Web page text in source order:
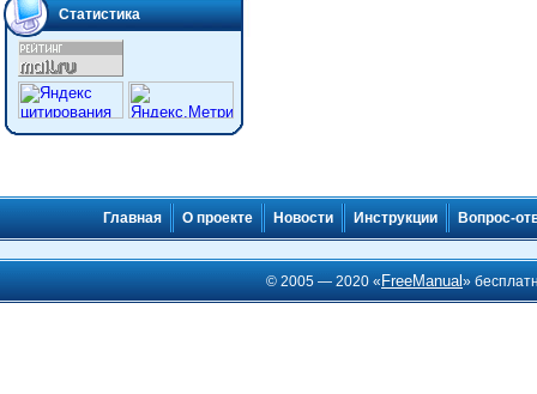
Статистика
Главная О проекте Новости Инструкции Вопрос-
© 2005 — 2020 « FreeManual»